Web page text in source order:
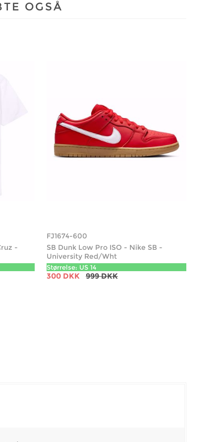
OGSÅ
-
FJ1674-600
SB Dunk Low Pro ISO - Nike SB -
University Red/Wht
Størrelse: US 14
300 DKK 999 DKK